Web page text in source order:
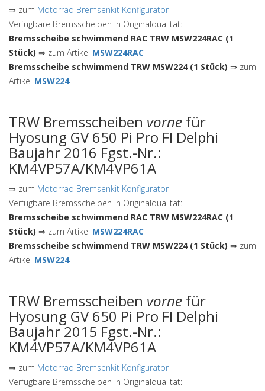
⇒ zum Motorrad Bremsenkit Konfigurator
Verfügbare Bremsscheiben in Originalqualität:
Bremsscheibe schwimmend RAC TRW MSW224RAC (1
Stück) ⇒ zum Artikel MSW224RAC
Bremsscheibe schwimmend TRW MSW224 (1 Stück) ⇒ zum
Artikel MSW224
TRW Bremsscheiben vorne für
Hyosung GV 650 Pi Pro FI Delphi
Baujahr 2016 Fgst.-Nr.:
KM4VP57A/KM4VP61A
⇒ zum Motorrad Bremsenkit Konfigurator
Verfügbare Bremsscheiben in Originalqualität:
Bremsscheibe schwimmend RAC TRW MSW224RAC (1
Stück) ⇒ zum Artikel MSW224RAC
Bremsscheibe schwimmend TRW MSW224 (1 Stück) ⇒ zum
Artikel MSW224
TRW Bremsscheiben vorne für
Hyosung GV 650 Pi Pro FI Delphi
Baujahr 2015 Fgst.-Nr.:
KM4VP57A/KM4VP61A
⇒ zum Motorrad Bremsenkit Konfigurator
Verfügbare Bremsscheiben in Originalqualität: